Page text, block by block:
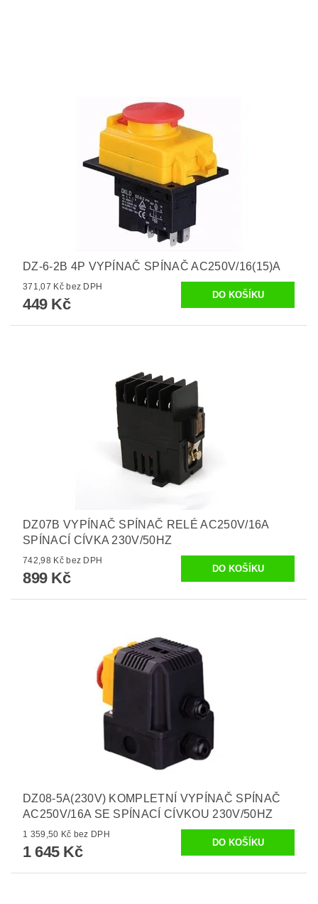
DZ-6-2B 4P VYPÍNAČ SPÍNAČ AC250V/16(15)A
371,07 Kč bez DPH
449 Kč
DZ07B VYPÍNAČ SPÍNAČ RELÉ AC250V/16A
SPÍNACÍ CÍVKA 230V/50HZ
742,98 Kč bez DPH
899 Kč
DZ08-5A(230V) KOMPLETNÍ VYPÍNAČ SPÍNAČ
AC250V/16A SE SPÍNACÍ CÍVKOU 230V/50HZ
1 359,50 Kč bez DPH
1 645 Kč